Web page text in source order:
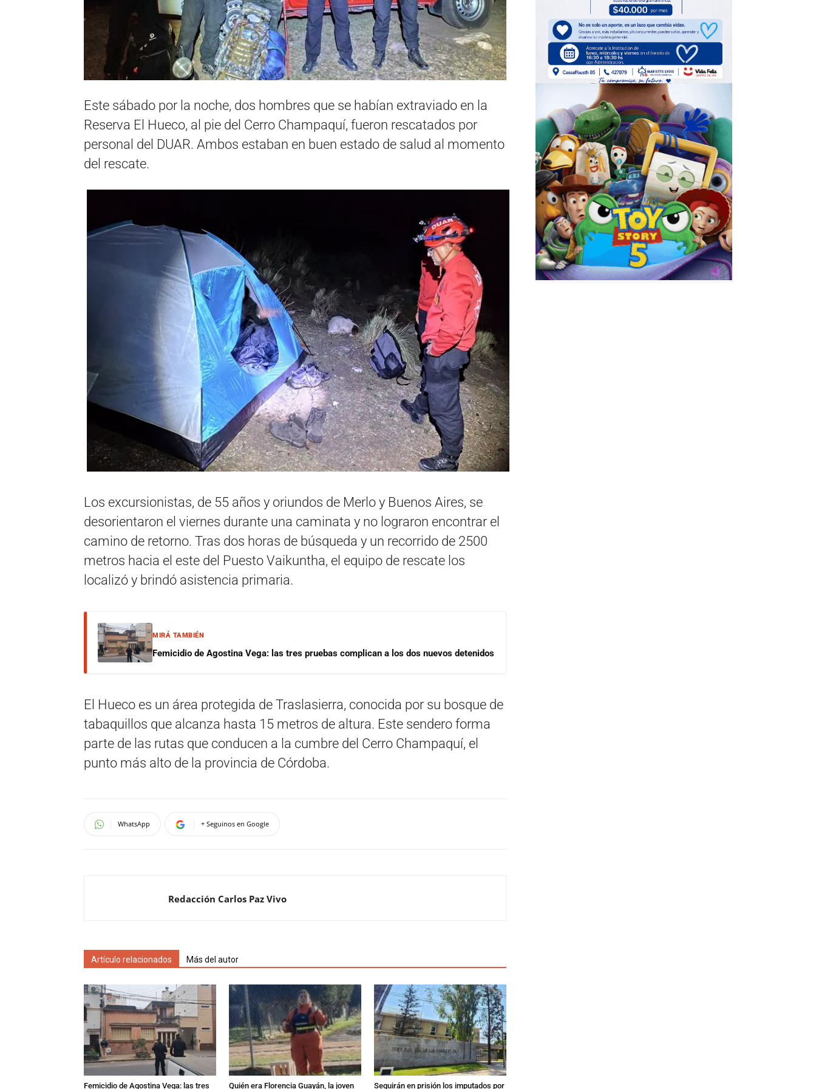
Este sábado por la noche, dos hombres que se habían extraviado en la
Reserva El Hueco, al pie del Cerro Champaquí, fueron rescatados por
personal del DUAR. Ambos estaban en buen estado de salud al momento
del rescate.
Los excursionistas, de 55 años y oriundos de Merlo y Buenos Aires, se
desorientaron el viernes durante una caminata y no lograron encontrar el
camino de retorno. Tras dos horas de búsqueda y un recorrido de 2500
metros hacia el este del Puesto Vaikuntha, el equipo de rescate los
localizó y brindó asistencia primaria.
MIRÁ TAMBIÉN
Femicidio de Agostina Vega: las tres pruebas complican a los dos nuevos detenidos
El Hueco es un área protegida de Traslasierra, conocida por su bosque de
tabaquillos que alcanza hasta 15 metros de altura. Este sendero forma
parte de las rutas que conducen a la cumbre del Cerro Champaquí, el
punto más alto de la provincia de Córdoba.
WhatsApp + Seguinos en Google
Redacción Carlos Paz Vivo
Artículo relacionados Más del autor
Femicidio de Agostina Vega: las tres
Quién era Florencia Guayán, la joven
Seguirán en prisión los imputados por